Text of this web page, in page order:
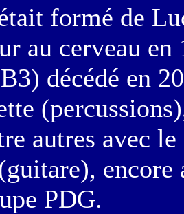
formé de
au cerveau
décédé en
autres avec
PDG.